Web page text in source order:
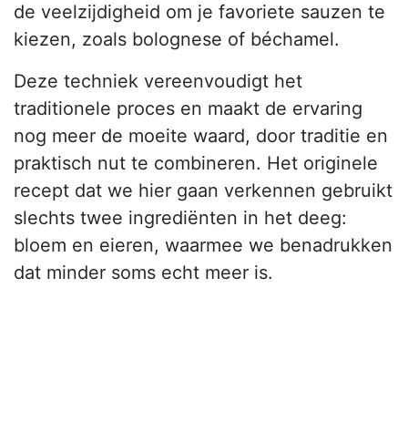
de veelzijdigheid om je favoriete sauzen te
kiezen, zoals bolognese of béchamel.
Deze techniek vereenvoudigt het
traditionele proces en maakt de ervaring
nog meer de moeite waard, door traditie en
praktisch nut te combineren. Het originele
recept dat we hier gaan verkennen gebruikt
slechts twee ingrediënten in het deeg:
bloem en eieren, waarmee we benadrukken
dat minder soms echt meer is.